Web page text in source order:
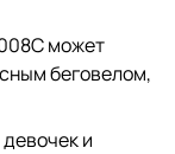
может
беговелом,
и